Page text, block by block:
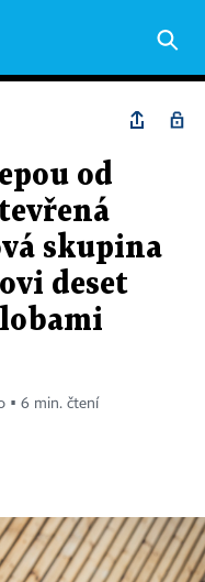
od
skupina
deset
▪ 6 min. čtení